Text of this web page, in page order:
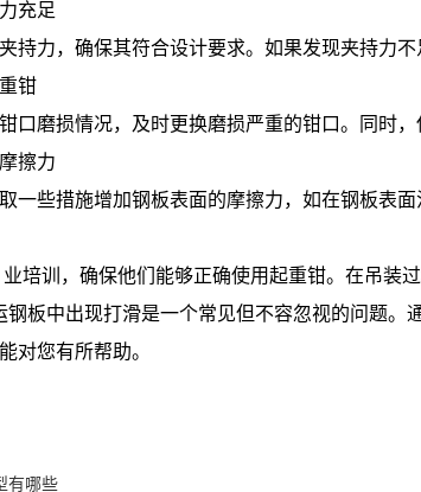
充足
力，确保其符合设计要求。如果发现夹持力不
钳
磨损情况，及时更换磨损严重的钳口。同时，
擦力
些措施增加钢板表面的摩擦力，如在钢板表面
训，确保他们能够正确使用起重钳。在吊装过
中出现打滑是一个常见但不容忽视的问题。
对您有所帮助。
有哪些